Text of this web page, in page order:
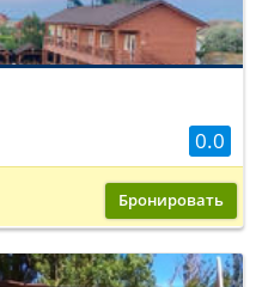
0.0
Бронировать